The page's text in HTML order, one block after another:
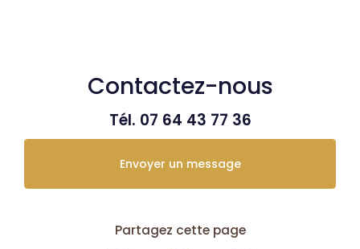
Contactez-nous
Tél. 07 64 43 77 36
Envoyer un message
Partagez cette page